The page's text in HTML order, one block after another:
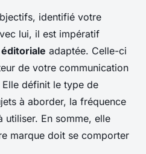
identifié votre
lui, il est impératif
adaptée. Celle-ci
de votre communication
définit le type de
à aborder, la fréquence
En somme, elle
marque doit se comporter